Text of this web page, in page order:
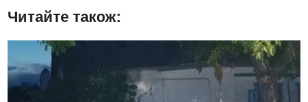
Читайте також: